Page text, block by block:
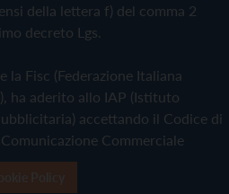
della lettera f) del comma 2
decreto Lgs.
la Fisc (Federazione Italiana
ha aderito allo IAP (Istituto
accettando il Codice di
Commerciale